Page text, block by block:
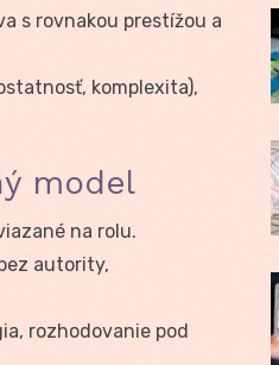
s rovnakou prestížou a
komplexita),
model
na rolu.
autority,
rozhodovanie pod